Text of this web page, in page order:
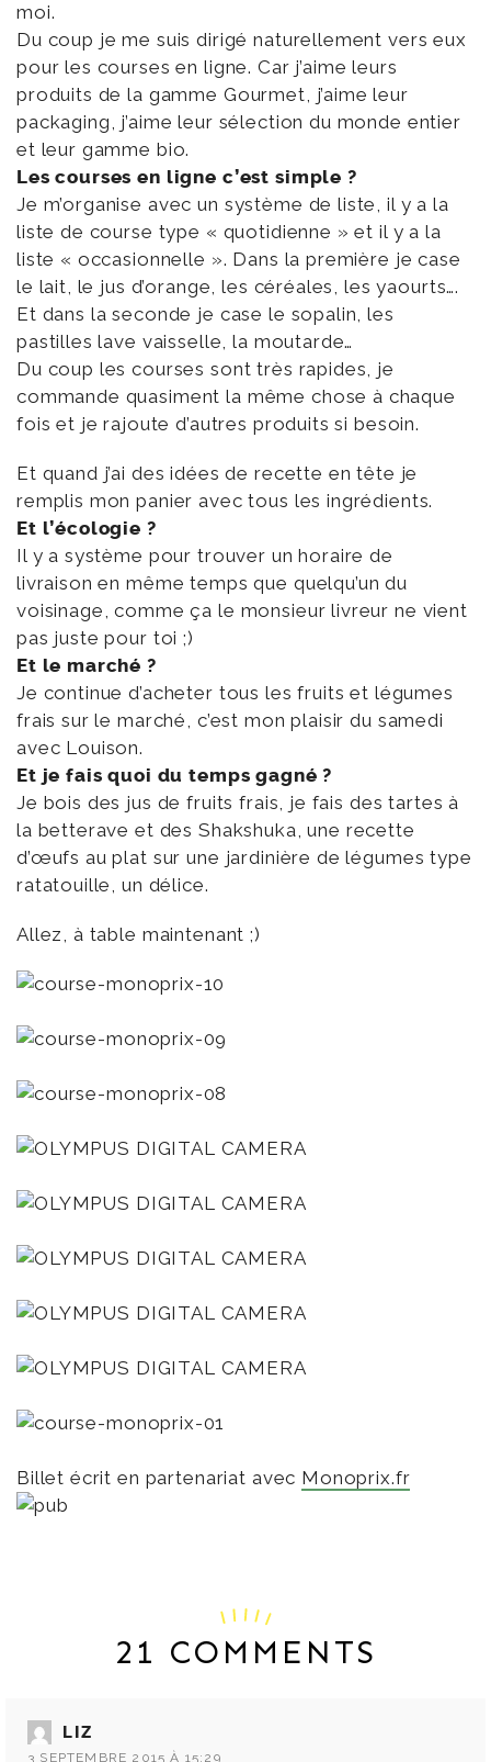
moi.
Du coup je me suis dirigé naturellement vers eux
pour les courses en ligne. Car j’aime leurs
produits de la gamme Gourmet, j’aime leur
packaging, j’aime leur sélection du monde entier
et leur gamme bio.
Les courses en ligne c’est simple ?
Je m’organise avec un système de liste, il y a la
liste de course type « quotidienne » et il y a la
liste « occasionnelle ». Dans la première je case
le lait, le jus d’orange, les céréales, les yaourts….
Et dans la seconde je case le sopalin, les
pastilles lave vaisselle, la moutarde…
Du coup les courses sont très rapides, je
commande quasiment la même chose à chaque
fois et je rajoute d’autres produits si besoin.
Et quand j’ai des idées de recette en tête je
remplis mon panier avec tous les ingrédients.
Et l’écologie ?
Il y a système pour trouver un horaire de
livraison en même temps que quelqu’un du
voisinage, comme ça le monsieur livreur ne vient
pas juste pour toi ;)
Et le marché ?
Je continue d’acheter tous les fruits et légumes
frais sur le marché, c’est mon plaisir du samedi
avec Louison.
Et je fais quoi du temps gagné ?
Je bois des jus de fruits frais, je fais des tartes à
la betterave et des Shakshuka, une recette
d’œufs au plat sur une jardinière de légumes type
ratatouille, un délice.
Allez, à table maintenant ;)
Billet écrit en partenariat avec Monoprix.fr
21 COMMENTS
LIZ
3 SEPTEMBRE 2015 À 15:29